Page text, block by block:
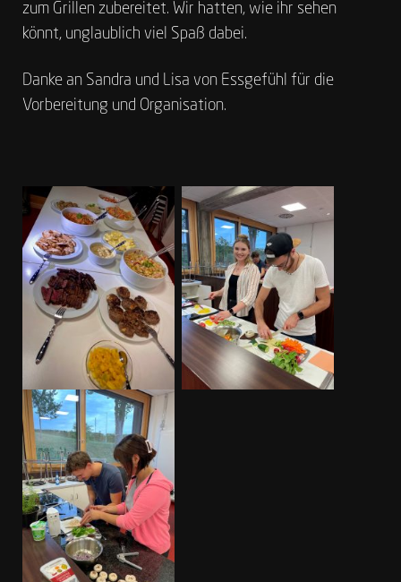
zum Grillen zubereitet. Wir hatten, wie ihr sehen
könnt, unglaublich viel Spaß dabei.
Danke an Sandra und Lisa von Essgefühl für die
Vorbereitung und Organisation.